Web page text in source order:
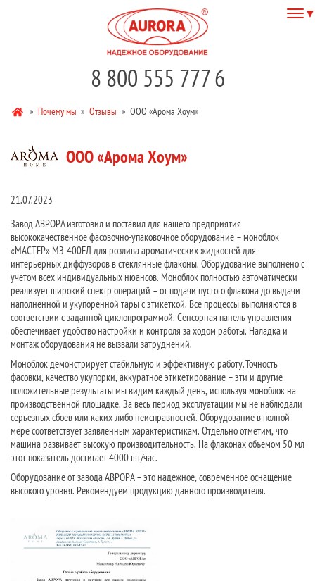
8 800 555 777 6
» Почему мы » Отзывы » ООО «Арома Хоум»
ООО «Арома Хоум»
21.07.2023
Завод АВРОРА изготовил и поставил для нашего предприятия
высококачественное фасовочно-упаковочное оборудование – моноблок
«МАСТЕР» МЗ-400ЕД для розлива ароматических жидкостей для
интерьерных диффузоров в стеклянные флаконы. Оборудование выполнено с
учетом всех индивидуальных нюансов. Моноблок полностью автоматически
реализует широкий спектр операций – от подачи пустого флакона до выдачи
наполненной и укупоренной тары с этикеткой. Все процессы выполняются в
соответствии с заданной циклопрограммой. Сенсорная панель управления
обеспечивает удобство настройки и контроля за ходом работы. Наладка и
монтаж оборудования не вызвали затруднений.
Моноблок демонстрирует стабильную и эффективную работу. Точность
фасовки, качество укупорки, аккуратное этикетирование – эти и другие
положительные результаты мы видим каждый день, используя моноблок на
производственной площадке. За весь период эксплуатации мы не наблюдали
серьезных сбоев или каких-либо неисправностей. Оборудование в полной
мере соответствует заявленным характеристикам. Отдельно отметим, что
машина развивает высокую производительность. На флаконах объемом 50 мл
этот показатель достигает 4000 шт/час.
Оборудование от завода АВРОРА – это надежное, современное оснащение
высокого уровня. Рекомендуем продукцию данного производителя.